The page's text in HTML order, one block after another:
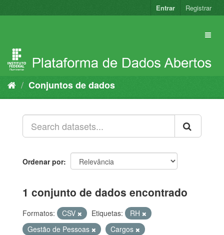
para
Entrar Registrar
Conjuntos de dados
Ordenar por
1 conjunto de dados encontrado
Formatos: CSV Etiquetas:
RH
Gestão de Pessoas
Cargos